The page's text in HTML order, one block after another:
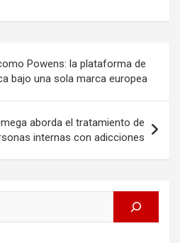
Powens: la plataforma de
bajo una sola marca europea
aborda el tratamiento de
internas con adicciones